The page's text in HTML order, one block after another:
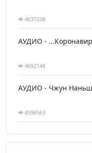
4637238
АУДИО -
4692148
АУДИО - Чжун
4596563